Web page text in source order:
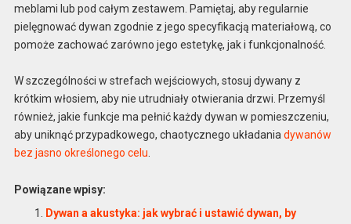
meblami lub pod całym zestawem. Pamiętaj, aby regularnie
pielęgnować dywan zgodnie z jego specyfikacją materiałową, co
pomoże zachować zarówno jego estetykę, jak i funkcjonalność.
W szczególności w strefach wejściowych, stosuj dywany z
krótkim włosiem, aby nie utrudniały otwierania drzwi. Przemyśl
również, jakie funkcje ma pełnić każdy dywan w pomieszczeniu,
aby uniknąć przypadkowego, chaotycznego układaniadywanów
bez jasno określonego celu.
Powiązane wpisy:
Dywan a akustyka: jak wybrać i ustawić dywan, by